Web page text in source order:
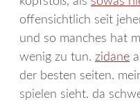
offensichtlich seit
und so manches hat
wenig zu tun. zidane
der besten seiten.
spielen sieht. da